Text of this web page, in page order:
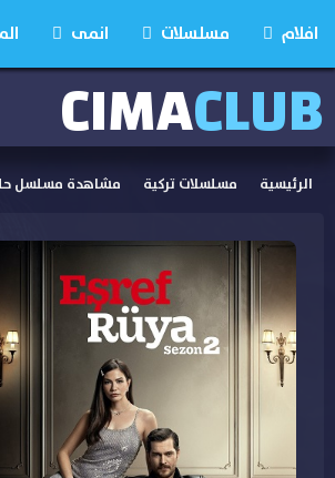
افلام مسلسلات انمى
CIMACLUB
الرئيسية مسلسلات تركية مشاهدة مسلسل حلم